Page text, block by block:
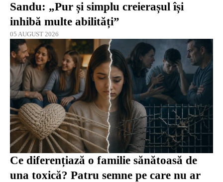
Sandu: „Pur și simplu creierașul își
inhibă multe abilități”
05 AUGUST 2026
Ce diferențiază o familie sănătoasă de
una toxică? Patru semne pe care nu ar